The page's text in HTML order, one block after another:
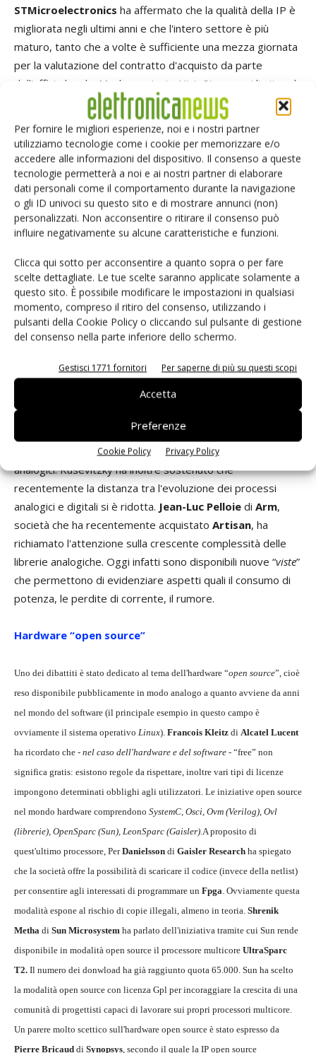
Per fornire le migliori esperienze, noi e i nostri partner
utilizziamo tecnologie come i cookie per memorizzare e/o
accedere alle informazioni del dispositivo. Il consenso a queste
tecnologie permetterà a noi e ai nostri partner di elaborare
dati personali come il comportamento durante la navigazione
o gli ID univoci su questo sito e di mostrare annunci (non)
personalizzati. Non acconsentire o ritirare il consenso può
influire negativamente su alcune caratteristiche e funzioni.
Clicca qui sotto per acconsentire a quanto sopra o per fare
scelte dettagliate. Le tue scelte saranno applicate solamente a
questo sito. È possibile modificare le impostazioni in qualsiasi
momento, compreso il ritiro del consenso, utilizzando i
pulsanti della Cookie Policy o cliccando sul pulsante di gestione
del consenso nella parte inferiore dello schermo.
Gestisci 1771 fornitori Per saperne di più su questi scopi
Accetta
Preferenze
Cookie Policy Privacy Policy
STMicroelectronics ha affermato che la qualità della IP è
migliorata negli ultimi anni e che l'intero settore è più
maturo, tanto che a volte è sufficiente una mezza giornata
per la valutazione del contratto d'acquisto da parte
dell'ufficio legale. Ma, ha aggiunto Hirt, Stm non si limita ad
esaminare i dati presentati dal fornitore di IP; vuole anche
conoscere come è stata fatta la verifica e come sono stati
ottenuti i dati di coverage.
IP analogica
Bob TaitdiS3(Silicon & Software Systems) ha affermato
che la crescita della IP analogica è frenata da vari fattori
al digitale, nel passaggio a geometrie sempre più piccole),
ma è altresì sollecitata da altri importanti fattori. Tra essi la
carenza di progettisti analogici e la crescita del mercato
consumer, che richiede tempi di sviluppo brevi e quindi un
maggiore tasso di riuso dei progetti. Ma per avere
è importante arrivare primi, offrire un prodotto
differenziato e una buona assistenza tecnica. Secondo
Sergio Kusevitzky
successo nel mercato IP dipende dalla disponibilità di
un'offerta completa, comprendente blocchi digitali e
analogici. Kusevitzky ha inoltre sostenuto che
recentemente la distanza tra l'evoluzione dei processi
analogici e digitali si è ridotta. Jean-Luc Pelloie di Arm,
società che ha recentemente acquistato Artisan, ha
richiamato l'attenzione sulla crescente complessità delle
librerie analogiche. Oggi infatti sono disponibili nuove “viste”
che permettono di evidenziare aspetti quali il consumo di
potenza, le perdite di corrente, il rumore.
Hardware “open source”
Uno dei dibattiti è stato dedicato al tema dell'hardware “open source”, cioè
reso disponibile pubblicamente in modo analogo a quanto avviene da anni
nel mondo del software (il principale esempio in questo campo è
ovviamente il sistema operativo Linux). Francois Kleitz di Alcatel Lucent
ha ricordato che - nel caso dell'hardware e del software - “free” non
significa gratis: esistono regole da rispettare, inoltre vari tipi di licenze
impongono determinati obblighi agli utilizzatori. Le iniziative open source
nel mondo hardware comprendono SystemC, Osci, Ovm (Verilog), Ovl
(librerie), OpenSparc (Sun), LeonSparc (Gaisler).A proposito di
quest'ultimo processore, PerDanielsson di Gaisler Research ha spiegato
che la società offre la possibilità di scaricare il codice (invece della netlist)
per consentire agli interessati di programmare un Fpga. Ovviamente questa
modalità espone al rischio di copie illegali, almeno in teoria. Shrenik
Metha di Sun Microsystem ha parlato dell'iniziativa tramite cui Sun rende
disponibile in modalità open source il processore multicore UltraSparc
T2. Il numero dei donwload ha già raggiunto quota 65.000. Sun ha scelto
la modalità open source con licenza Gpl per incoraggiare la crescita di una
comunità di progettisti capaci di lavorare sui propri processori multicore.
Un parere molto scettico sull'hardware open source è stato espresso da
Pierre Bricaud di Synopsys, secondo il quale la IP open source